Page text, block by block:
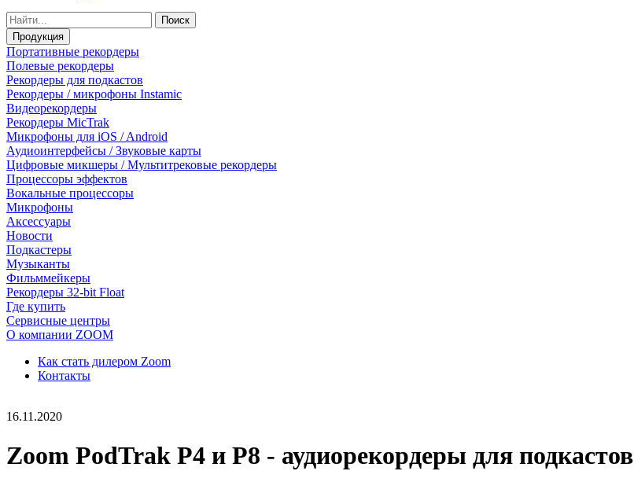
Поиск
Продукция
Портативные рекордеры
Полевые рекордеры
Рекордеры для подкастов
Рекордеры / микрофоны Instamic
Видеорекордеры
Рекордеры MicTrak
Микрофоны для iOS / Android
Аудиоинтерфейсы / Звуковые карты
Цифровые микшеры / Мультитрековые рекордеры
Процессоры эффектов
Вокальные процессоры
Микрофоны
Аксессуары
Новости
Подкастеры
Музыканты
Фильммейкеры
Рекордеры 32-bit Float
Где купить
Сервисные центры
О компании ZOOM
Как стать дилером Zoom
Контакты
16.11.2020
Zoom PodTrak P4 и P8 - аудиорекордеры для подкастов